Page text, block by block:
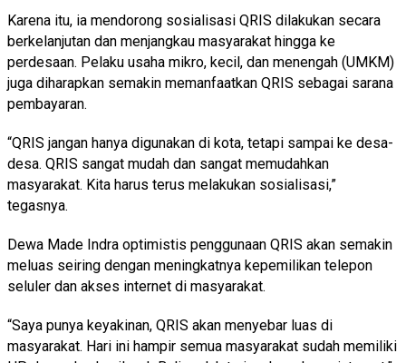
Karena itu, ia mendorong sosialisasi QRIS dilakukan secara
berkelanjutan dan menjangkau masyarakat hingga ke
perdesaan. Pelaku usaha mikro, kecil, dan menengah (UMKM)
juga diharapkan semakin memanfaatkan QRIS sebagai sarana
pembayaran.
“QRIS jangan hanya digunakan di kota, tetapi sampai ke desa-
desa. QRIS sangat mudah dan sangat memudahkan
masyarakat. Kita harus terus melakukan sosialisasi,”
tegasnya.
Dewa Made Indra optimistis penggunaan QRIS akan semakin
meluas seiring dengan meningkatnya kepemilikan telepon
seluler dan akses internet di masyarakat.
“Saya punya keyakinan, QRIS akan menyebar luas di
masyarakat. Hari ini hampir semua masyarakat sudah memiliki